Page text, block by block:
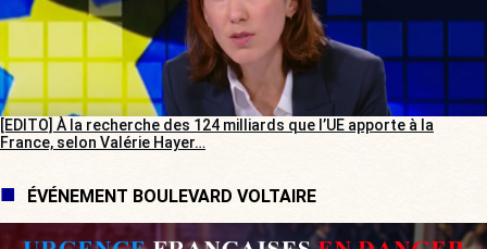
[EDITO] À la recherche des 124 milliards que l’UE apporte à la
France, selon Valérie Hayer…
ÉVÉNEMENT BOULEVARD VOLTAIRE